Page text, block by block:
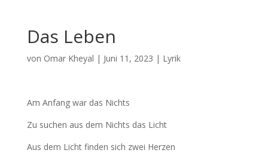
Das Leben
von Omar Kheyal | Juni 11, 2023 | Lyrik
Am Anfang war das Nichts
Zu suchen aus dem Nichts das Licht
Aus dem Licht finden sich zwei Herzen